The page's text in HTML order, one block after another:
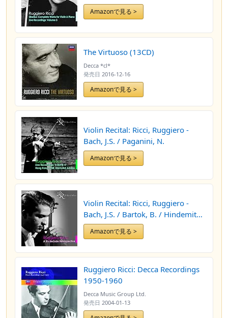
Ruggiero - Bach, J.S. / Hindemith,
P.
Amazonで見る >
The Virtuoso (13CD)
Decca *cl*
発売日 2016-12-16
Amazonで見る >
Violin Recital: Ricci, Ruggiero -
Bach, J.S. / Paganini, N.
Amazonで見る >
Violin Recital: Ricci, Ruggiero -
Bach, J.S. / Bartok, B. / Hindemith,
P. / Prokofiev, S. / Paganini, N.
Amazonで見る >
Ruggiero Ricci: Decca Recordings
1950-1960
Decca Music Group Ltd.
発売日 2004-01-13